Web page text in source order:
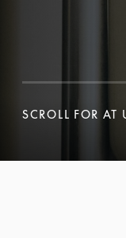
SCROLL FOR AT